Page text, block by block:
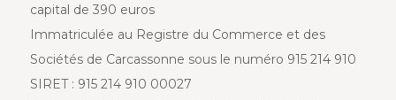
capital de 390 euros
Immatriculée au Registre du Commerce et des
Sociétés de Carcassonne sous le numéro 915 214 910
SIRET : 915 214 910 00027